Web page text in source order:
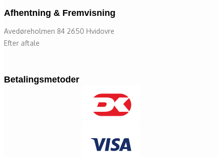
Afhentning & Fremvisning
Avedøreholmen 84 2650 Hvidovre
Efter aftale
Betalingsmetoder